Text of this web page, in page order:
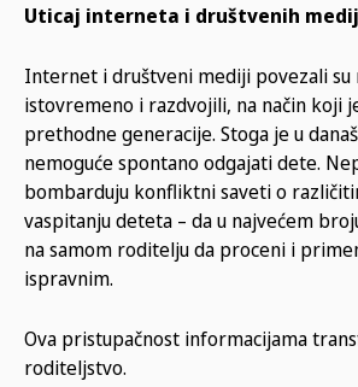
Uticaj interneta i društvenih
Internet i društveni mediji povezali su
istovremeno i razdvojili, na način koji
prethodne generacije. Stoga je u
nemoguće spontano odgajati dete.
bombarduju konfliktni saveti o
vaspitanju deteta – da u najvećem
na samom roditelju da proceni i
ispravnim.
Ova pristupačnost informacijama
roditeljstvo.